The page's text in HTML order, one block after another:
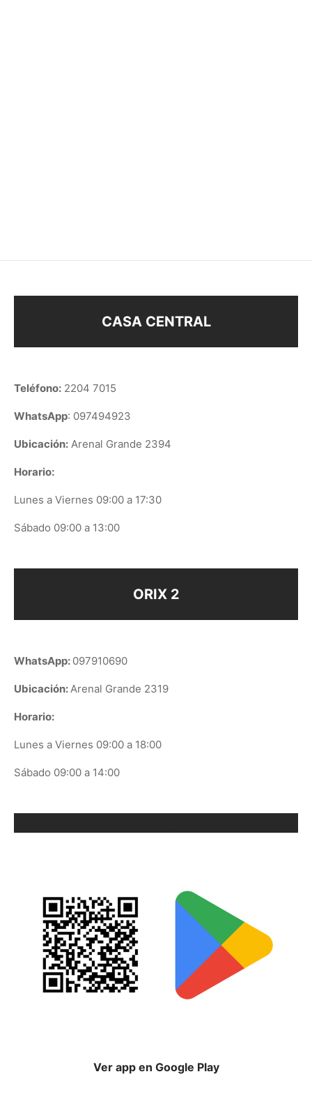
CASA CENTRAL
Teléfono: 2204 7015
WhatsApp: 097494923
Ubicación: Arenal Grande 2394
Horario:
Lunes a Viernes 09:00 a 17:30
Sábado 09:00 a 13:00
ORIX 2
WhatsApp: 097910690
Ubicación:Arenal Grande 2319
Horario:
Lunes a Viernes 09:00 a 18:00
Sábado 09:00 a 14:00
Ver app en Google Play